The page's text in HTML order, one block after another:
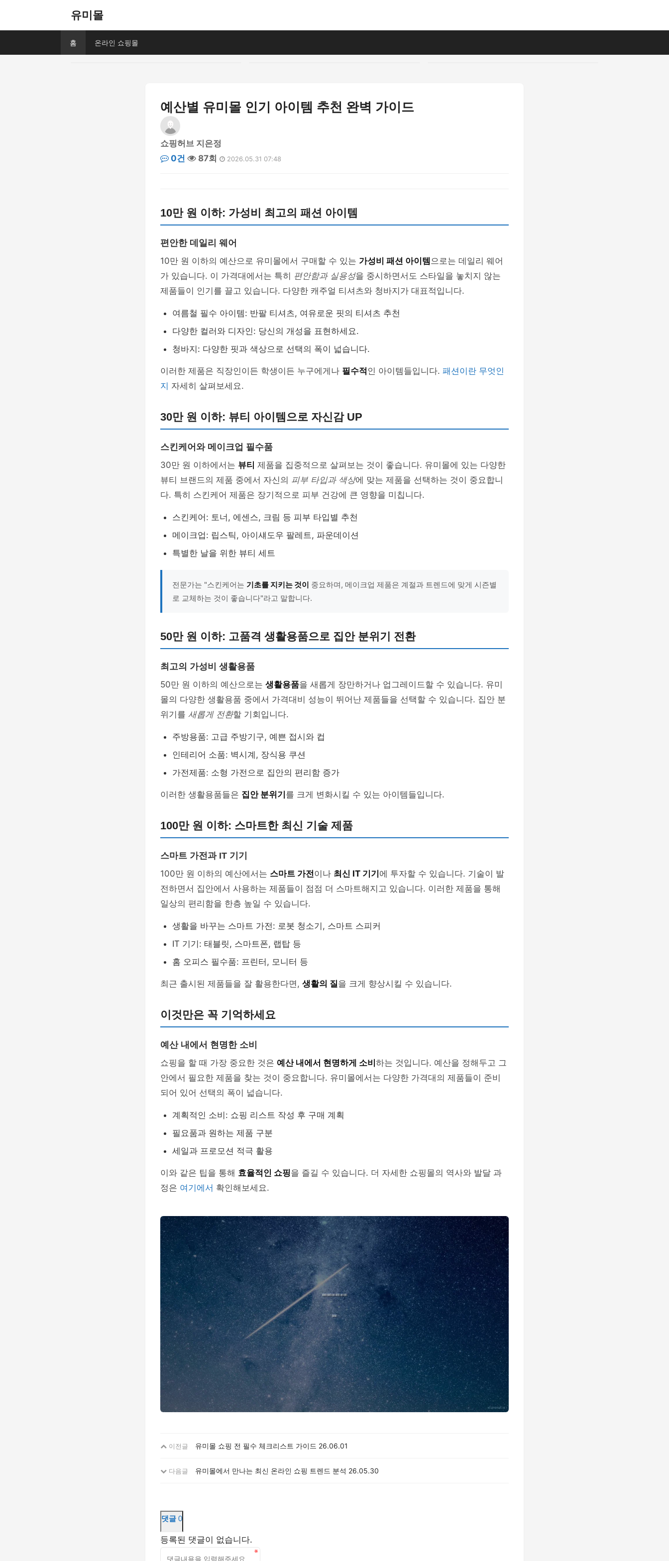
유미몰
홈 온라인 쇼핑몰
예산별 유미몰 인기 아이템 추천 완벽 가이드
쇼핑허브 지은정
0건
87회 2026.05.31 07:48
10만 원 이하: 가성비 최고의 패션 아이템
편안한 데일리 웨어
10만 원 이하의 예산으로 유미몰에서 구매할 수 있는 가성비 패션 아이템 으로는 데일리 웨어
가 있습니다. 이 가격대에서는 특히 편안함과 실용성을 중시하면서도 스타일을 놓치지 않는
제품들이 인기를 끌고 있습니다. 다양한 캐주얼 티셔츠와 청바지가 대표적입니다.
여름철 필수 아이템: 반팔 티셔츠, 여유로운 핏의 티셔츠 추천
다양한 컬러와 디자인: 당신의 개성을 표현하세요.
청바지: 다양한 핏과 색상으로 선택의 폭이 넓습니다.
이러한 제품은 직장인이든 학생이든 누구에게나 필수적 인 아이템들입니다. 패션이란 무엇인
지 자세히 살펴보세요.
30만 원 이하: 뷰티 아이템으로 자신감 UP
스킨케어와 메이크업 필수품
30만 원 이하에서는 뷰티 제품을 집중적으로 살펴보는 것이 좋습니다. 유미몰에 있는 다양한
뷰티 브랜드의 제품 중에서 자신의 피부 타입과 색상에 맞는 제품을 선택하는 것이 중요합니
다. 특히 스킨케어 제품은 장기적으로 피부 건강에 큰 영향을 미칩니다.
스킨케어: 토너, 에센스, 크림 등 피부 타입별 추천
메이크업: 립스틱, 아이섀도우 팔레트, 파운데이션
특별한 날을 위한 뷰티 세트
전문가는 "스킨케어는 기초를 지키는 것이 중요하며, 메이크업 제품은 계절과 트렌드에 맞게 시즌별
로 교체하는 것이 좋습니다"라고 말합니다.
50만 원 이하: 고품격 생활용품으로 집안 분위기 전환
최고의 가성비 생활용품
50만 원 이하의 예산으로는 생활용품을 새롭게 장만하거나 업그레이드할 수 있습니다. 유미
몰의 다양한 생활용품 중에서 가격대비 성능이 뛰어난 제품들을 선택할 수 있습니다. 집안 분
위기를 새롭게 전환할 기회입니다.
주방용품: 고급 주방기구, 예쁜 접시와 컵
인테리어 소품: 벽시계, 장식용 쿠션
가전제품: 소형 가전으로 집안의 편리함 증가
이러한 생활용품들은 집안 분위기 를 크게 변화시킬 수 있는 아이템들입니다.
100만 원 이하: 스마트한 최신 기술 제품
스마트 가전과 IT 기기
100만 원 이하의 예산에서는 스마트 가전이나 최신 IT 기기 에 투자할 수 있습니다. 기술이 발
전하면서 집안에서 사용하는 제품들이 점점 더 스마트해지고 있습니다. 이러한 제품을 통해
일상의 편리함을 한층 높일 수 있습니다.
생활을 바꾸는 스마트 가전: 로봇 청소기, 스마트 스피커
IT 기기: 태블릿, 스마트폰, 랩탑 등
홈 오피스 필수품: 프린터, 모니터 등
최근 출시된 제품들을 잘 활용한다면, 생활의 질을 크게 향상시킬 수 있습니다.
이것만은 꼭 기억하세요
예산 내에서 현명한 소비
쇼핑을 할 때 가장 중요한 것은 예산 내에서 현명하게 소비 하는 것입니다. 예산을 정해두고 그
안에서 필요한 제품을 찾는 것이 중요합니다. 유미몰에서는 다양한 가격대의 제품들이 준비
되어 있어 선택의 폭이 넓습니다.
계획적인 소비: 쇼핑 리스트 작성 후 구매 계획
필요품과 원하는 제품 구분
세일과 프로모션 적극 활용
이와 같은 팁을 통해 효율적인 쇼핑을 즐길 수 있습니다. 더 자세한 쇼핑몰의 역사와 발달 과
정은 여기에서 확인해보세요.
이전글 유미몰 쇼핑 전 필수 체크리스트 가이드 26.06.01
다음글 유미몰에서 만나는 최신 온라인 쇼핑 트렌드 분석 26.05.30
댓글 0
등록된 댓글이 없습니다.